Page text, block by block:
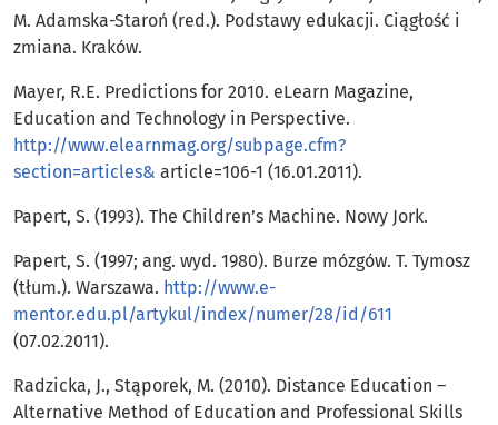
M. Adamska-Staroń (red.). Podstawy edukacji. Ciągłość i
zmiana. Kraków.
Mayer, R.E. Predictions for 2010. eLearn Magazine,
Education and Technology in Perspective.
http://www.elearnmag.org/subpage.cfm?
section=articles& article=106-1 (16.01.2011).
Papert, S. (1993). The Children’s Machine. Nowy Jork.
Papert, S. (1997; ang. wyd. 1980). Burze mózgów. T. Tymosz
(tłum.). Warszawa. http://www.e-
mentor.edu.pl/artykul/index/numer/28/id/611
(07.02.2011).
Radzicka, J., Stąporek, M. (2010). Distance Education –
Alternative Method of Education and Professional Skills